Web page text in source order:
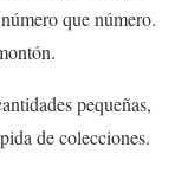
que número.
pequeñas,
de colecciones.